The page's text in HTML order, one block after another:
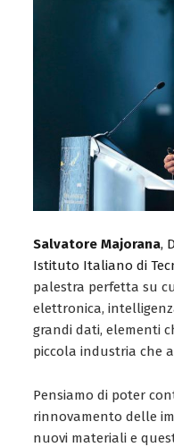
Salvatore Majorana,
Istituto Italiano di
palestra perfetta su
elettronica,
grandi dati, elementi
piccola industria che
Pensiamo di poter
rinnovamento delle
nuovi materiali e